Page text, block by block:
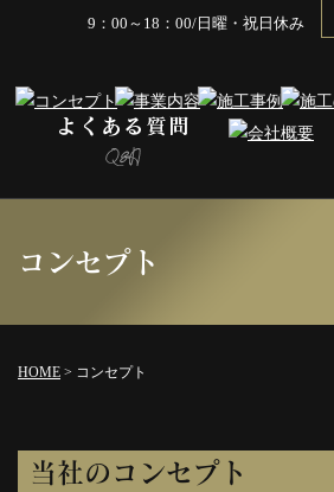
9：00～18：00/日曜・祝日休み
コンセプト
HOME > コンセプト
当社のコンセプト